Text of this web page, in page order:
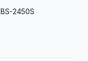
BS-2450S